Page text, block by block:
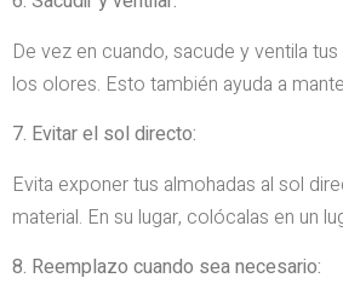
De vez en cuando, sacude y ventila
los olores. Esto también ayuda a
7. Evitar el sol directo:
Evita exponer tus almohadas al sol
material. En su lugar, colócalas en un
8. Reemplazo cuando sea necesario: